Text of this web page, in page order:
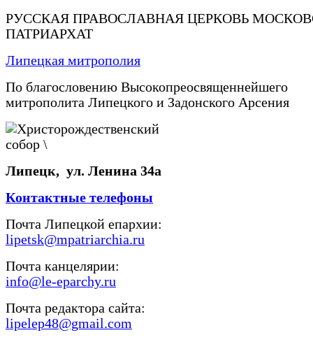
РУССКАЯ ПРАВОСЛАВНАЯ ЦЕРКОВЬ
ПАТРИАРХАТ
Липецкая митрополия
По благословению Высокопреосвященнейшего
митрополита Липецкого и Задонского Арсения
Липецк, ул. Ленина 34а
Контактные телефоны
Почта Липецкой епархии:
lipetsk@mpatriarchia.ru
Почта канцелярии:
info@le-eparchy.ru
Почта редактора сайта:
lipelep48@gmail.com